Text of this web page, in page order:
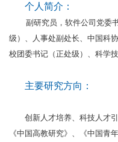
个人简介：
副研究员，软件公司党委书
级）、人事处副处长、中国科
校团委书记（正处级）、科学
主要研究方向：
创新人才培养、科技人才
《中国高教研究》、《中国青